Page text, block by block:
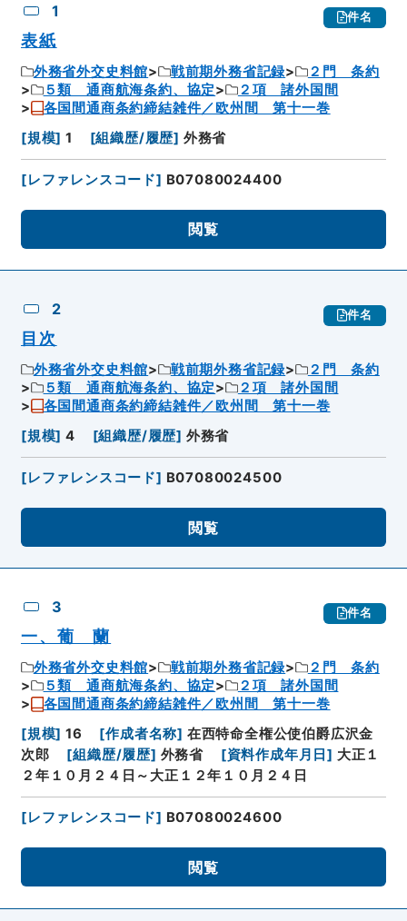
1 件名
表紙
外務省外交史料館 戦前期外務省記録
２門 条約
５類 通商航海条約、協定
２項 諸外国間
各国間通商条約締結雑件／欧州間 第十一巻
[規模] 1 [組織歴/履歴] 外務省
[レファレンスコード] B07080024400
閲覧
2 件名
目次
外務省外交史料館 戦前期外務省記録
２門 条約
５類 通商航海条約、協定
２項 諸外国間
各国間通商条約締結雑件／欧州間 第十一巻
[規模] 4 [組織歴/履歴] 外務省
[レファレンスコード] B07080024500
閲覧
3 件名
一、葡 蘭
外務省外交史料館 戦前期外務省記録
２門 条約
５類 通商航海条約、協定
２項 諸外国間
各国間通商条約締結雑件／欧州間 第十一巻
[規模] 16 [作成者名称] 在西特命全権公使伯爵広沢金
次郎
[組織歴/履歴] 外務省 [資料作成年月日] 大正１
２年１０月２４日～大正１２年１０月２４日
[レファレンスコード] B07080024600
閲覧